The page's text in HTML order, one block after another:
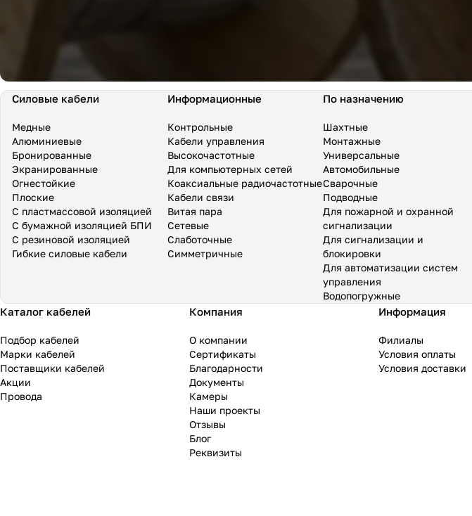
Силовые кабели
Медные
Алюминиевые
Бронированные
Экранированные
Огнестойкие
Плоские
С пластмассовой изоляцией
С бумажной изоляцией БПИ
С резиновой изоляцией
Гибкие силовые кабели
Информационные
Контрольные
Кабели управления
Высокочастотные
Для компьютерных сетей
Коаксиальные радиочастотные
Кабели связи
Витая пара
Сетевые
Слаботочные
Симметричные
По назначению
Шахтные
Монтажные
Универсальные
Автомобильные
Сварочные
Подводные
Для пожарной и охранной
сигнализации
Для сигнализации и
блокировки
Для автоматизации систем
управления
Водопогружные
Каталог кабелей
Подбор кабелей
Марки кабелей
Поставщики кабелей
Акции
Провода
Компания
О компании
Сертификаты
Благодарности
Документы
Камеры
Наши проекты
Отзывы
Блог
Реквизиты
Информация
Филиалы
Условия оплаты
Условия доставки